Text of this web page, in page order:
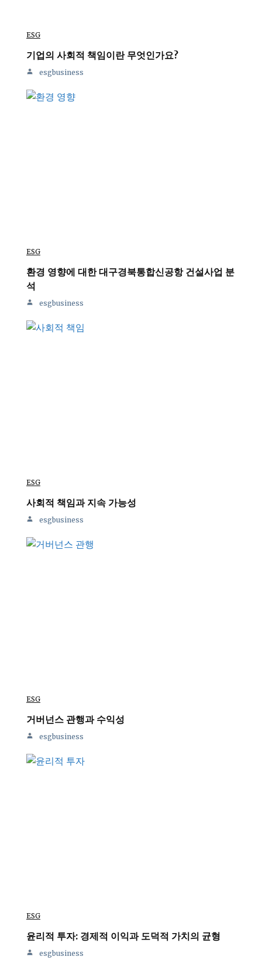
ESG
기업의 사회적 책임이란 무엇인가요?
esgbusiness
ESG
환경 영향에 대한 대구경북통합신공항 건설사업 분
석
esgbusiness
ESG
사회적 책임과 지속 가능성
esgbusiness
ESG
거버넌스 관행과 수익성
esgbusiness
ESG
윤리적 투자: 경제적 이익과 도덕적 가치의 균형
esgbusiness